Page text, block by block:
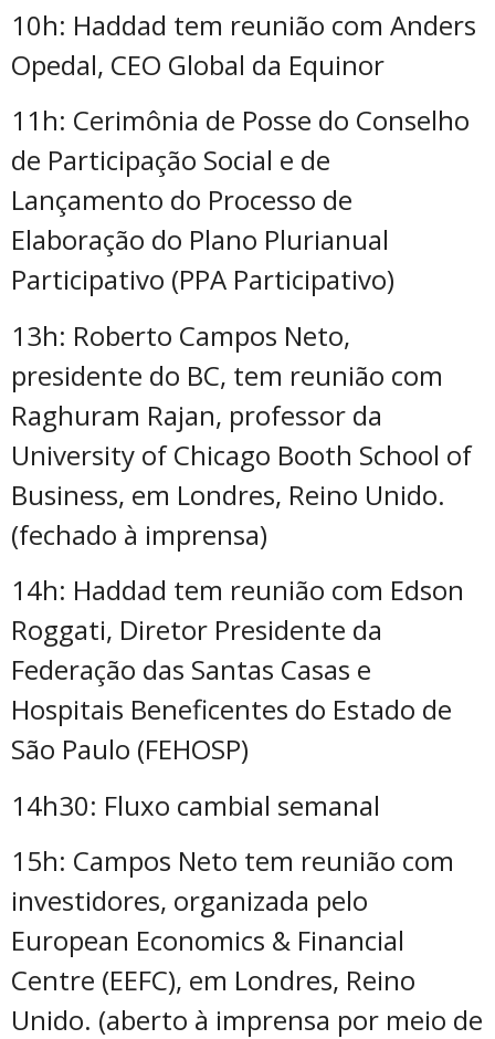
10h: Haddad tem reunião com Anders
Opedal, CEO Global da Equinor
11h: Cerimônia de Posse do Conselho
de Participação Social e de
Lançamento do Processo de
Elaboração do Plano Plurianual
Participativo (PPA Participativo)
13h: Roberto Campos Neto,
presidente do BC, tem reunião com
Raghuram Rajan, professor da
University of Chicago Booth School of
Business, em Londres, Reino Unido.
(fechado à imprensa)
14h: Haddad tem reunião com Edson
Roggati, Diretor Presidente da
Federação das Santas Casas e
Hospitais Beneficentes do Estado de
São Paulo (FEHOSP)
14h30: Fluxo cambial semanal
15h: Campos Neto tem reunião com
investidores, organizada pelo
European Economics & Financial
Centre (EEFC), em Londres, Reino
Unido. (aberto à imprensa por meio de